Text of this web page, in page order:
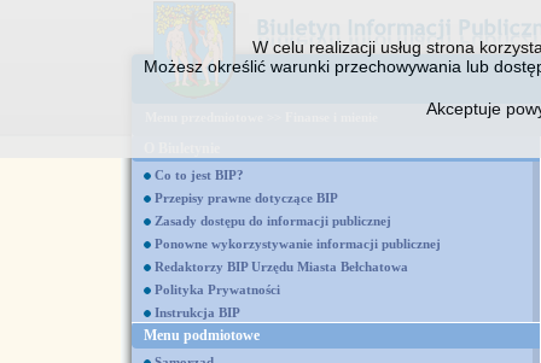
W celu realizacji usług strona
Możesz określić warunki przechowywania lub
Akceptuje
Co to jest BIP?
Przepisy prawne dotyczące BIP
Zasady dostępu do informacji publicznej
Ponowne wykorzystywanie informacji publicznej
Redaktorzy BIP Urzędu Miasta Bełchatowa
Polityka Prywatności
Instrukcja BIP
Menu podmiotowe